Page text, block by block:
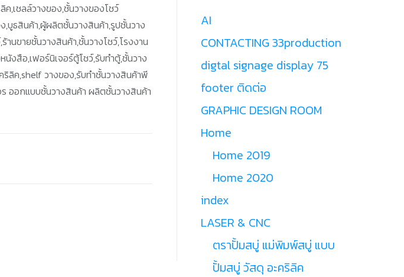
ค,เชลล์วางของ,ชั้นวางของโชว์
,บูธสินค้า,ผู้ผลิตชั้นวางสินค้า,รูปชั้นวาง
นขายชั้นวางสินค้า,ชั้นวางโชว์,โรงงาน
งสือ,เฟอร์นิเจอร์ตู้โชว์,รับทำตู้,ชั้นวาง
ริลิค,shelf วางของ,รับทำชั้นวางสินค้าพี
ออกแบบชั้นวางสินค้า ผลิตชั้นวางสินค้า
AI
CONTACTING 33production
digtal signage display 75
footer ติดต่อ
GRAPHIC DESIGN ROOM
Home
Home 2019
Home 2020
index
LASER & CNC
ตราปั้มสบู่ แม่พิมพ์สบู่ แบบ
ปั้มสบู่ วัสดุ อะคริลิค